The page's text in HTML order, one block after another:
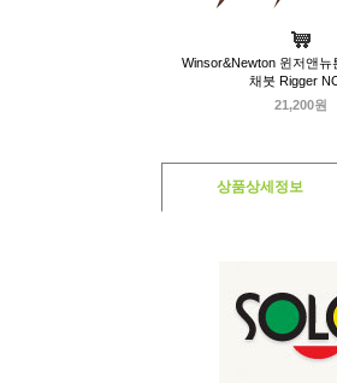
Winsor&Newton 윈저앤뉴
채붓 Rigger
21,200원
상품상세정보